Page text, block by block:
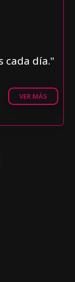
cada día."
VER MÁS